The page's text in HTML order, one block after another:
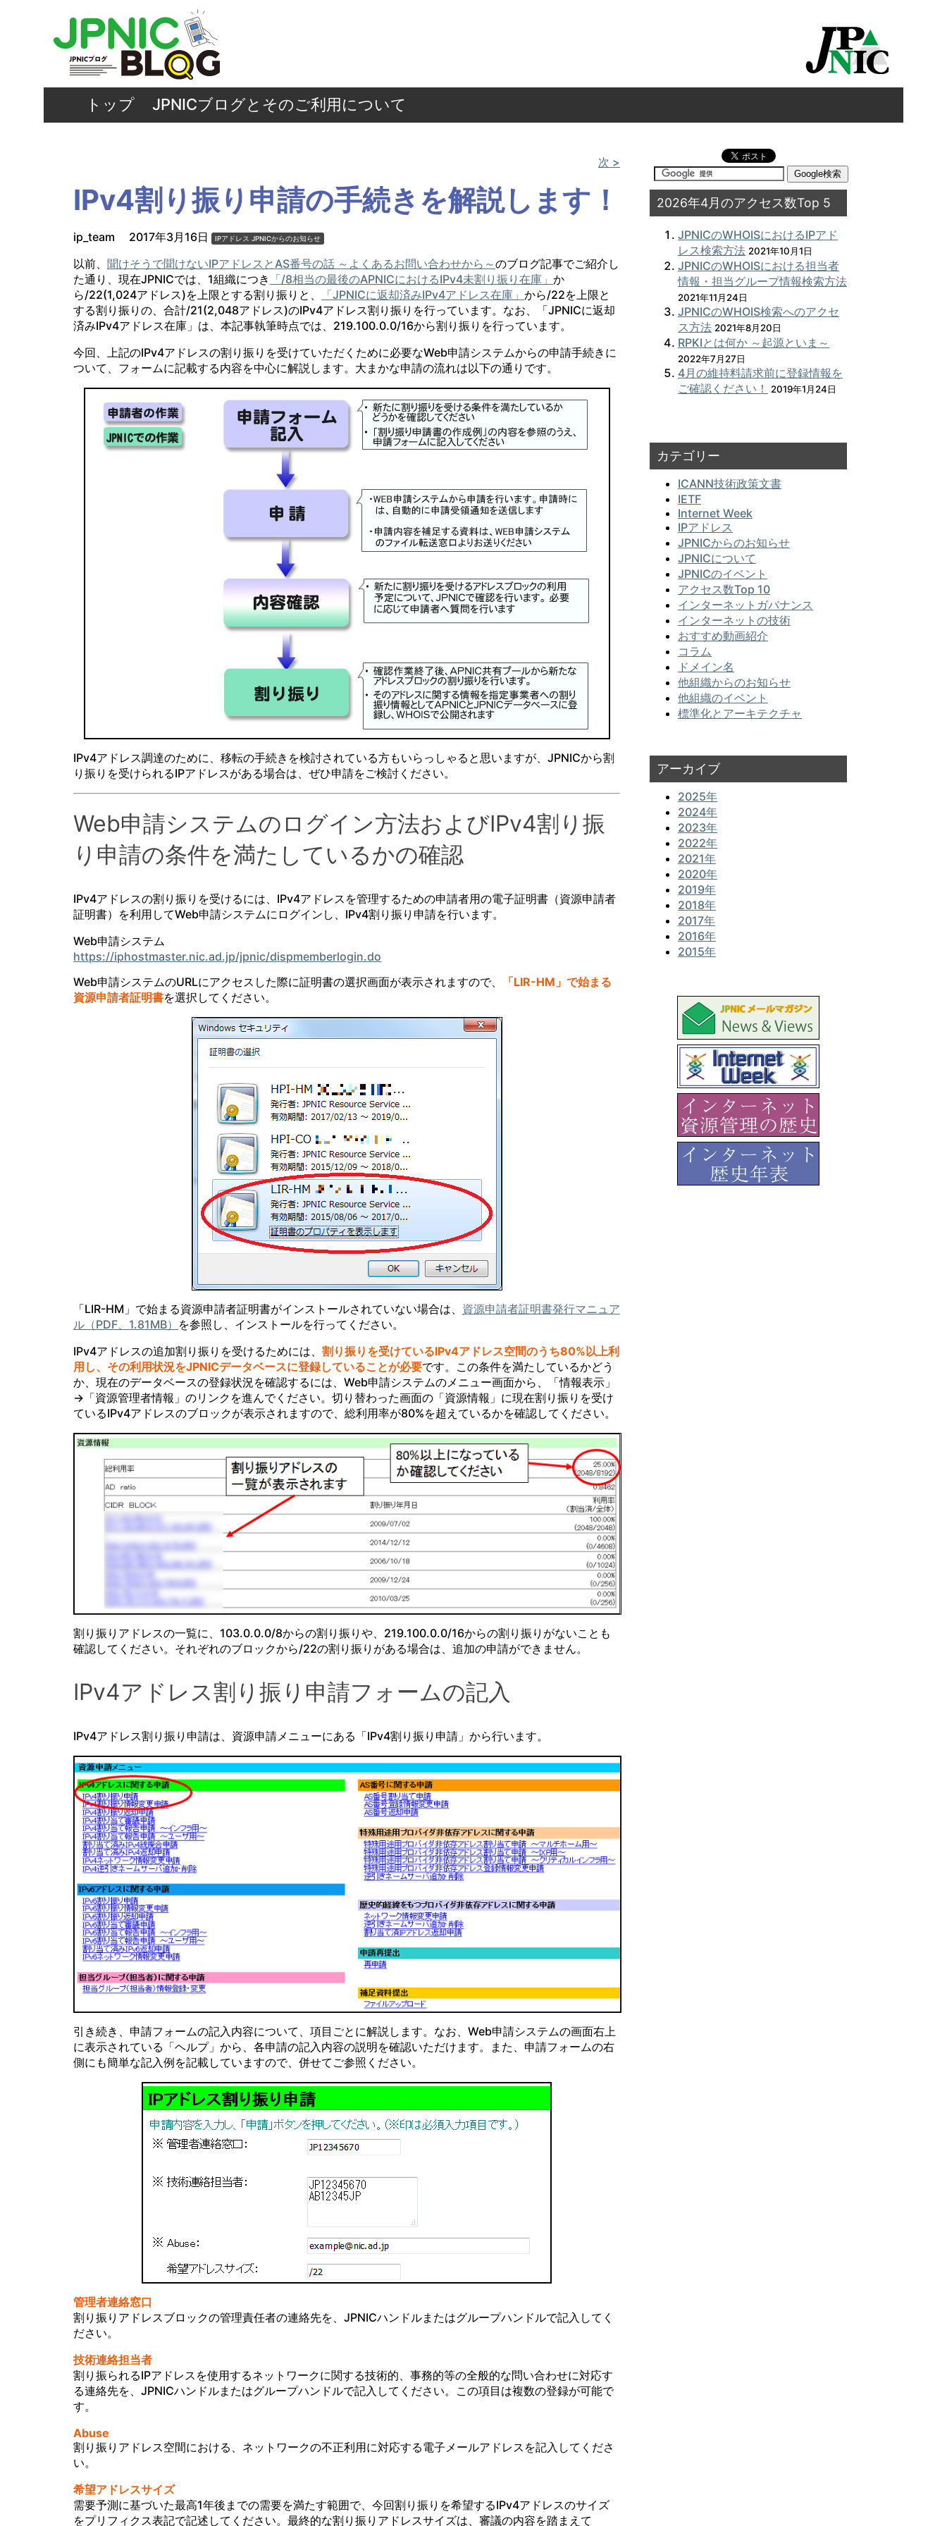
トップ JPNICブログとそのご利用について
次 >
IPv4割り振り申請の手続きを解説します！
ip_team 2017年3月16日 IPアドレス JPNICからのお知らせ
以前、 聞けそうで聞けないIPアドレスとAS番号の話 ～よくあるお問い合わせから～のブログ記事でご紹介し
た通り、現在JPNICでは、1組織につき 「/8相当の最後のAPNICにおけるIPv4未割り振り在庫」 か
ら/22(1,024アドレス)を上限とする割り振りと、
「JPNICに返却済みIPv4アドレス在庫」 から/22を上限と
する割り振りの、合計/21(2,048アドレス)のIPv4アドレス割り振りを行っています。なお、「JPNICに返却
済みIPv4アドレス在庫」は、本記事執筆時点では、219.100.0.0/16から割り振りを行っています。
今回、上記のIPv4アドレスの割り振りを受けていただくために必要なWeb申請システムからの申請手続きに
ついて、フォームに記載する内容を中心に解説します。大まかな申請の流れは以下の通りです。
IPv4アドレス調達のために、移転の手続きを検討されている方もいらっしゃると思いますが、JPNICから割
り振りを受けられるIPアドレスがある場合は、ぜひ申請をご検討ください。
Web申請システムのログイン方法およびIPv4割り振
り申請の条件を満たしているかの確認
IPv4アドレスの割り振りを受けるには、IPv4アドレスを管理するための申請者用の電子証明書（資源申請者
証明書）を利用してWeb申請システムにログインし、IPv4割り振り申請を行います。
Web申請システム
https://iphostmaster.nic.ad.jp/jpnic/dispmemberlogin.do
Web申請システムのURLにアクセスした際に証明書の選択画面が表示されますので、
「LIR-HM」で始まる
資源申請者証明書を選択してください。
「LIR-HM」で始まる資源申請者証明書がインストールされていない場合は、 資源申請者証明書発行マニュア
ル（PDF、1.81MB） を参照し、インストールを行ってください。
IPv4アドレスの追加割り振りを受けるためには、 割り振りを受けているIPv4アドレス空間のうち80%以上利
用し、その利用状況をJPNICデータベースに登録していることが必要です。この条件を満たしているかどう
か、現在のデータベースの登録状況を確認するには、Web申請システムのメニュー画面から、「情報表示」
→「資源管理者情報」のリンクを進んでください。切り替わった画面の「資源情報」に現在割り振りを受け
ているIPv4アドレスのブロックが表示されますので、総利用率が80%を超えているかを確認してください。
割り振りアドレスの一覧に、103.0.0.0/8からの割り振りや、219.100.0.0/16からの割り振りがないことも
確認してください。それぞれのブロックから/22の割り振りがある場合は、追加の申請ができません。
IPv4アドレス割り振り申請フォームの記入
IPv4アドレス割り振り申請は、資源申請メニューにある「IPv4割り振り申請」から行います。
引き続き、申請フォームの記入内容について、項目ごとに解説します。なお、Web申請システムの画面右上
に表示されている「ヘルプ」から、各申請の記入内容の説明を確認いただけます。また、申請フォームの右
側にも簡単な記入例を記載していますので、併せてご参照ください。
管理者連絡窓口
割り振りアドレスブロックの管理責任者の連絡先を、JPNICハンドルまたはグループハンドルで記入してく
ださい。
技術連絡担当者
割り振られるIPアドレスを使用するネットワークに関する技術的、事務的等の全般的な問い合わせに対応す
る連絡先を、JPNICハンドルまたはグループハンドルで記入してください。この項目は複数の登録が可能で
す。
Abuse
割り振りアドレス空間における、ネットワークの不正利用に対応する電子メールアドレスを記入してくださ
い。
希望アドレスサイズ
需要予測に基づいた最高1年後までの需要を満たす範囲で、今回割り振りを希望するIPv4アドレスのサイズ
をプリフィクス表記で記述してください。最終的な割り振りアドレスサイズは、審議の内容を踏まえて
2026年4月のアクセス数Top 5
JPNICのWHOISにおけるIPアド
レス検索方法 2021年10月1日
JPNICのWHOISにおける担当者
情報・担当グループ情報検索方法
2021年11月24日
JPNICのWHOIS検索へのアクセ
ス方法 2021年8月20日
RPKIとは何か ～起源といま～
2022年7月27日
4月の維持料請求前に登録情報を
ご確認ください！
2019年1月24日
カテゴリー
ICANN技術政策文書
IETF
Internet Week
IPアドレス
JPNICからのお知らせ
JPNICについて
JPNICのイベント
アクセス数Top 10
インターネットガバナンス
インターネットの技術
おすすめ動画紹介
コラム
ドメイン名
他組織からのお知らせ
他組織のイベント
標準化とアーキテクチャ
アーカイブ
2025年
2024年
2023年
2022年
2021年
2020年
2019年
2018年
2017年
2016年
2015年